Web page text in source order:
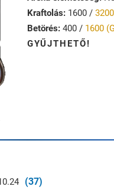
Kraftolás: 1600 /
Betörés: 400 / 1600
GYŰJTHETŐ!
(37)